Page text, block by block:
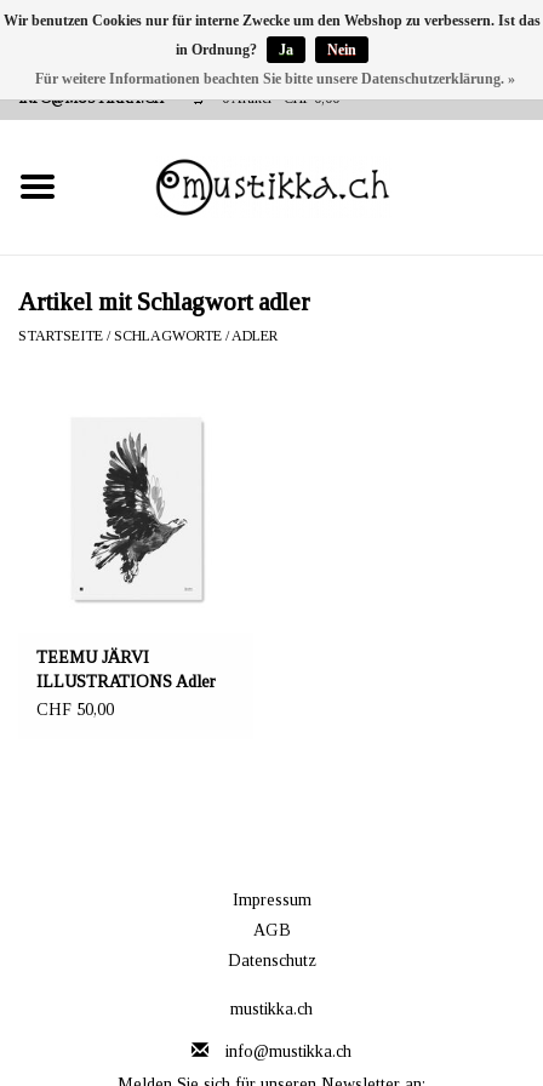
VERSANDKOSTEN 0 CHF INNERHALB CH | INT. VERSAND ÜBER
INFO@MUSTIKKA.CH
0 Artikel - CHF 0,00
NEU BEI UNS
SHOP - A PIECE OF
FINLAND FOR YOU
Artikel mit Schlagwort adler
STARTSEITE /SCHLAGWORTE /ADLER
TEEMU JÄRVI
ILLUSTRATIONS Adler
Kunstdruck 50 x 70 cm
CHF 50,00
Impressum
AGB
Datenschutz
mustikka.ch
info@mustikka.ch
Wir benutzen Cookies nur für interne Zwecke um den Webshop zu verbessern. Ist das
in Ordnung?
Ja
Nein
Für weitere Informationen beachten Sie bitte unsere Datenschutzerklärung. »